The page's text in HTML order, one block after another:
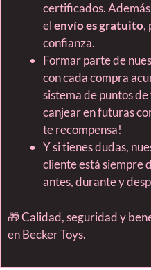
certificados.
elenvío es gratuito,
confianza.
Formar parte de
con cada compra
sistema de puntos
canjear en futuras
te recompensa!
Y si tienes dudas,
cliente está siempre
antes, durante y
🎁 Calidad, seguridad y
en Becker Toys.